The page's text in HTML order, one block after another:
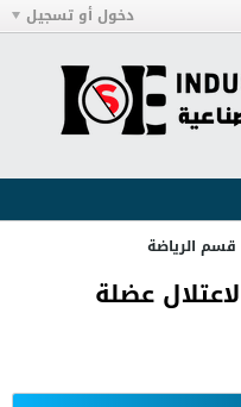
دخول أو تسجيل
قسم الرياضة
عضلة